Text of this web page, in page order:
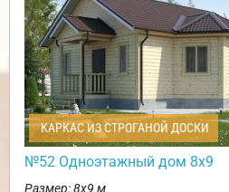
КАРКАС ИЗ СТРОГАНОЙ ДОСКИ
№52 Одноэтажный дом 8х9
Размер: 8х9 м